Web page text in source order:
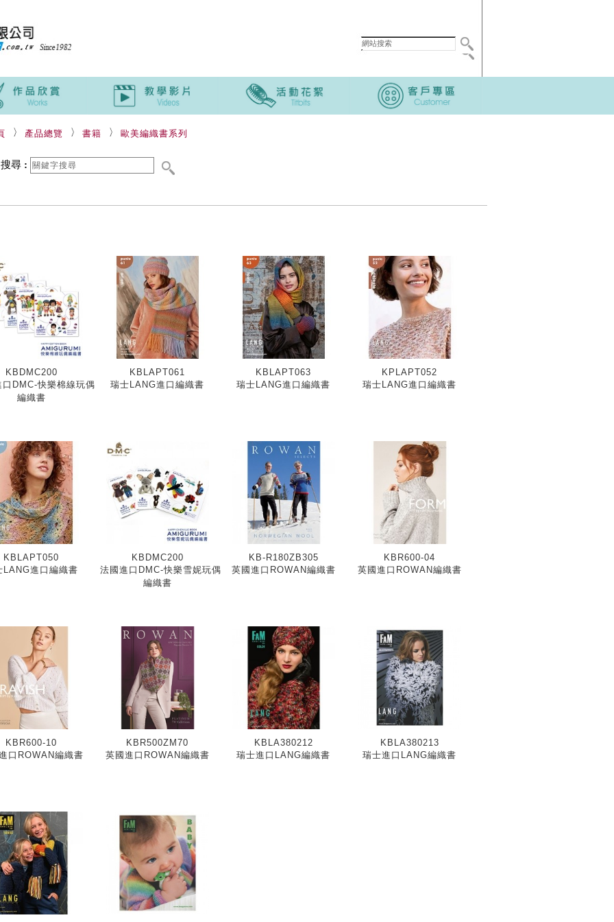
產品總覽 書籍 歐美編織書系列
尋 :
KBDMC200
口DMC-快樂棉線玩偶
編織書
KBLAPT061
瑞士LANG進口編織書
KBLAPT063
瑞士LANG進口編織書
KPLAPT052
瑞士LANG進口編織書
KBLAPT050
LANG進口編織書
KBDMC200
法國進口DMC-快樂雪妮玩偶
編織書
KB-R180ZB305
英國進口ROWAN編織書
KBR600-04
英國進口ROWAN編織書
KBR600-10
口ROWAN編織書
KBR500ZM70
英國進口ROWAN編織書
KBLA380212
瑞士進口LANG編織書
KBLA380213
瑞士進口LANG編織書